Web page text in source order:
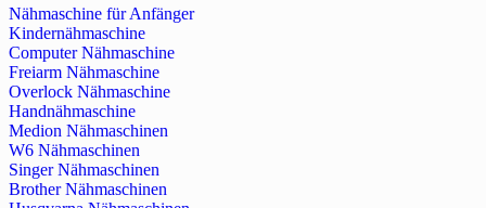
Nähmaschine für Anfänger
Kindernähmaschine
Computer Nähmaschine
Freiarm Nähmaschine
Overlock Nähmaschine
Handnähmaschine
Medion Nähmaschinen
W6 Nähmaschinen
Singer Nähmaschinen
Brother Nähmaschinen